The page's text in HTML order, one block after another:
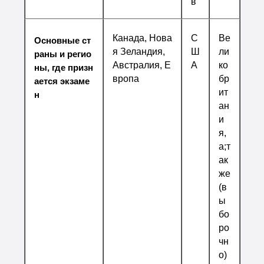
Основные ст
раны и регио
ны, где призн
ается экзаме
н
Канада, Нова
я Зеландия,
Австралия, Е
вропа
С
Ш
А
Ве
ли
ко
бр
ит
ан
и
я,
а;т
ак
же
(в
ы
бо
ро
чн
о)